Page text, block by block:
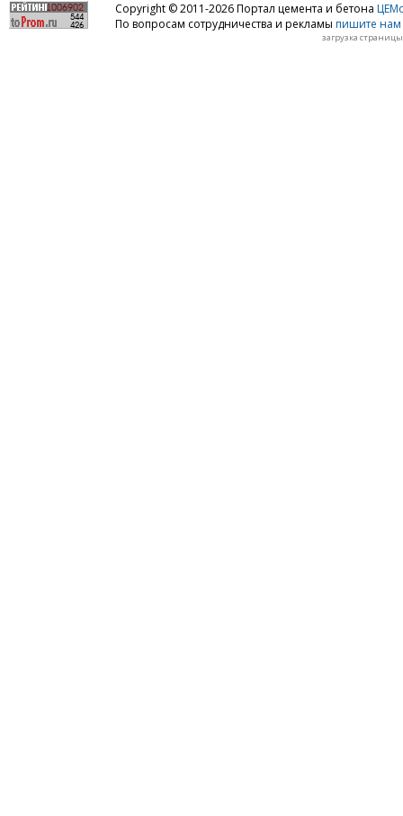
Copyright © 2011-2026 Портал цемента и бетона
По вопросам сотрудничества и рекламы пишите нам
загрузка